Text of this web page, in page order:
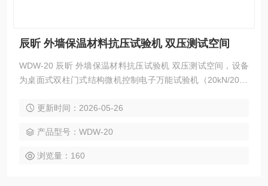
辰昕 外墙保温材料抗压试验机 双压测试空间
WDW-20 辰昕 外墙保温材料抗压试验机 双压测试空间，设备
为桌面式双柱门式结构微机控制电子万能试验机（20kN/2000
标配双平板压缩工装，可直接完成抗压强度、压缩弹性模量、
更新时间：2026-05-26
产品型号：WDW-20
浏览量：160